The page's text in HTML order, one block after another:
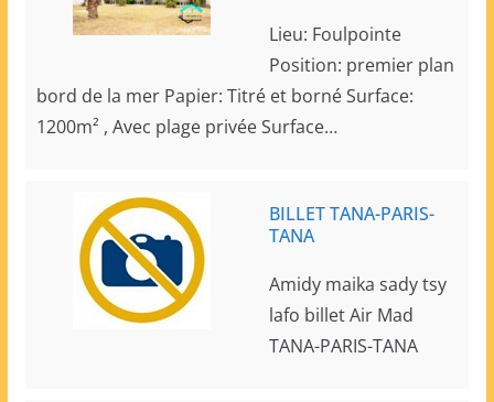
Lieu: Foulpointe
Position: premier plan
bord de la mer Papier: Titré et borné Surface:
1200m² , Avec plage privée Surface…
BILLET TANA-PARIS-
TANA
Amidy maika sady tsy
lafo billet Air Mad
TANA-PARIS-TANA